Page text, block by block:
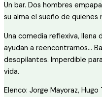
Un bar. Dos hombres
su alma el sueño de
Una comedia reflexiva, llena
ayudan a reencontrarnos…
desopilantes. Imperdible
vida.
Elenco: Jorge Mayoraz, Hugo